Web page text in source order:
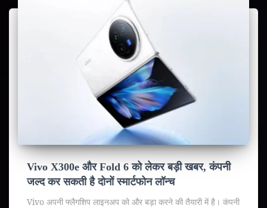
Vivo X300e और Fold 6 को लेकर बड़ी खबर, कंपनी
जल्द कर सकती है दोनों स्मार्टफोन लॉन्च
Vivo अपनी फ्लैगशिप लाइनअप को और बड़ा करने की तैयारी में है। कंपनी